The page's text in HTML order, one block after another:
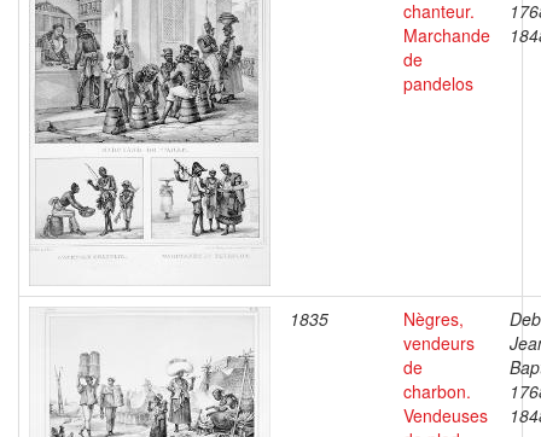
chanteur.
Marchande
de
pandelos
1835
Nègres,
vendeurs
de
charbon.
Vendeuses